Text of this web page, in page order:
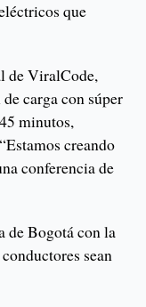
que
de ViralCode,
carga con súper
minutos,
creando
conferencia de
de Bogotá con la
sean